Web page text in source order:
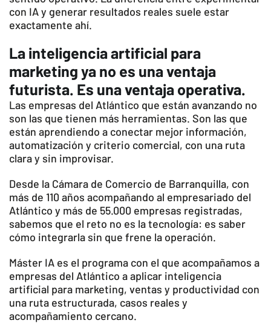
con IA y generar resultados reales suele estar
exactamente ahí.
La inteligencia artificial para
marketing ya no es una ventaja
futurista. Es una ventaja operativa.
Las empresas del Atlántico que están avanzando no
son las que tienen más herramientas. Son las que
están aprendiendo a conectar mejor información,
automatización y criterio comercial, con una ruta
clara y sin improvisar.
Desde la Cámara de Comercio de Barranquilla, con
más de 110 años acompañando al empresariado del
Atlántico y más de 55.000 empresas registradas,
sabemos que el reto no es la tecnología: es saber
cómo integrarla sin que frene la operación.
Máster IA es el programa con el que acompañamos a
empresas del Atlántico a aplicar inteligencia
artificial para marketing, ventas y productividad con
una ruta estructurada, casos reales y
acompañamiento cercano.